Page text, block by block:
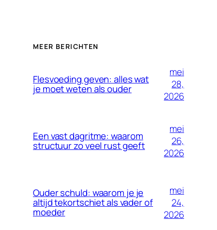
MEER BERICHTEN
Flesvoeding geven: alles wat
je moet weten als ouder
mei
28,
2026
Een vast dagritme: waarom
structuur zo veel rust geeft
mei
26,
2026
Ouder schuld: waarom je je
altijd tekortschiet als vader of
moeder
mei
24,
2026